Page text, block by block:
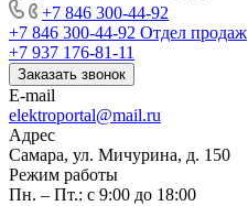
+7 846 300-44-92
+7 846 300-44-92 Отдел продаж
+7 937 176-81-11
Заказать звонок
E-mail
elektroportal@mail.ru
Адрес
Самара, ул. Мичурина, д. 150
Режим работы
Пн. – Пт.: с 9:00 до 18:00